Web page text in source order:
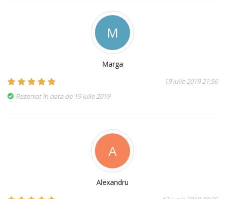
M
Marga
19 iulie 2019 21:56
Rezervat în data de 19 iulie 2019
A
Alexandru